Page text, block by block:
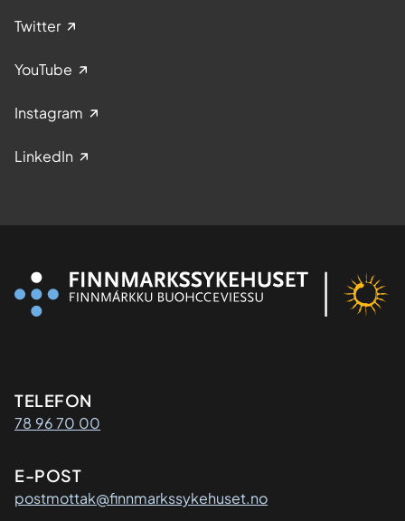
Twitter
YouTube
Instagram
LinkedIn
Kontaktinformasjon
TELEFON
78 96 70 00
E-POST
postmottak@finnmarkssykehuset.no